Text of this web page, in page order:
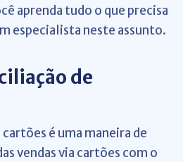
aprenda tudo o que precisa
especialista neste assunto.
de
é uma maneira de
vendas via cartões com o